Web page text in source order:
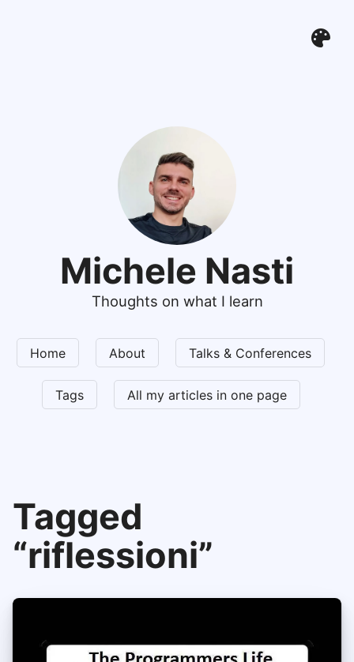
Michele Nasti
Thoughts on what I learn
Home About Talks & Conferences
Tags All my articles in one page
Tagged
“riflessioni”